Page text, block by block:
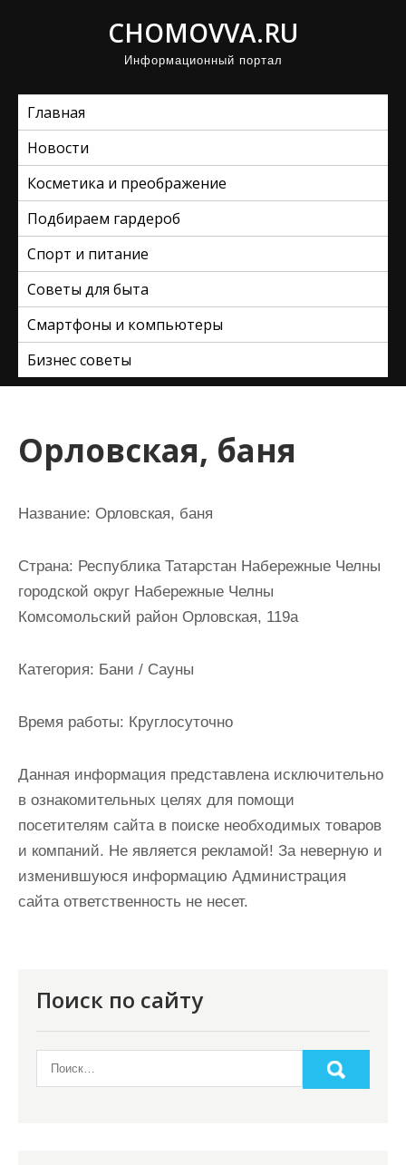
CHOMOVVA.RU
Информационный портал
Главная
Новости
Косметика и преображение
Подбираем гардероб
Спорт и питание
Советы для быта
Смартфоны и компьютеры
Бизнес советы
Орловская, баня
Название: Орловская, баня
Страна: Республика Татарстан Набережные Челны
городской округ Набережные Челны
Комсомольский район Орловская, 119а
Категория: Бани / Сауны
Время работы: Круглосуточно
Данная информация представлена исключительно
в ознакомительных целях для помощи
посетителям сайта в поиске необходимых товаров
и компаний. Не является рекламой! За неверную и
изменившуюся информацию Администрация
сайта ответственность не несет.
Поиск по сайту